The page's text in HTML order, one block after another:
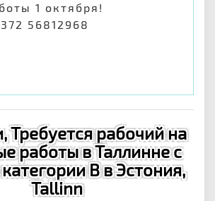
1 октября!
56812968
Требуется рабочий на
работы в Таллинне с
В в Эстония,
Tallinn